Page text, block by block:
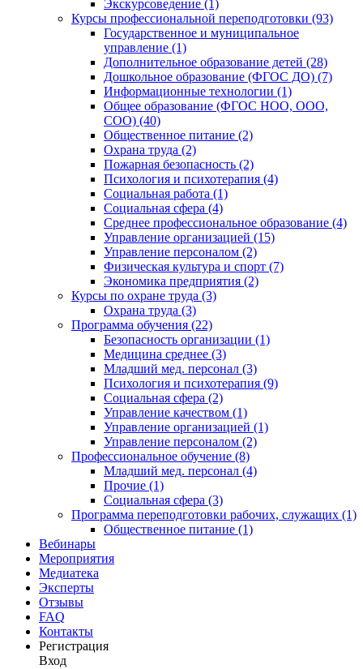
Экскурсоведение (1)
Курсы профессиональной переподготовки (93)
Государственное и муниципальное
управление (1)
Дополнительное образование детей (28)
Дошкольное образование (ФГОС ДО) (7)
Информационные технологии (1)
Общее образование (ФГОС НОО, ООО,
СОО) (40)
Общественное питание (2)
Охрана труда (2)
Пожарная безопасность (2)
Психология и психотерапия (4)
Социальная работа (1)
Социальная сфера (4)
Среднее профессиональное образование (4)
Управление организацией (15)
Управление персоналом (2)
Физическая культура и спорт (7)
Экономика предприятия (2)
Курсы по охране труда (3)
Охрана труда (3)
Программа обучения (22)
Безопасность организации (1)
Медицина среднее (3)
Младший мед. персонал (3)
Психология и психотерапия (9)
Социальная сфера (2)
Управление качеством (1)
Управление организацией (1)
Управление персоналом (2)
Профессиональное обучение (8)
Младший мед. персонал (4)
Прочие (1)
Социальная сфера (3)
Программа переподготовки рабочих, служащих (1)
Общественное питание (1)
Вебинары
Мероприятия
Медиатека
Эксперты
Отзывы
FAQ
Контакты
Регистрация
Вход